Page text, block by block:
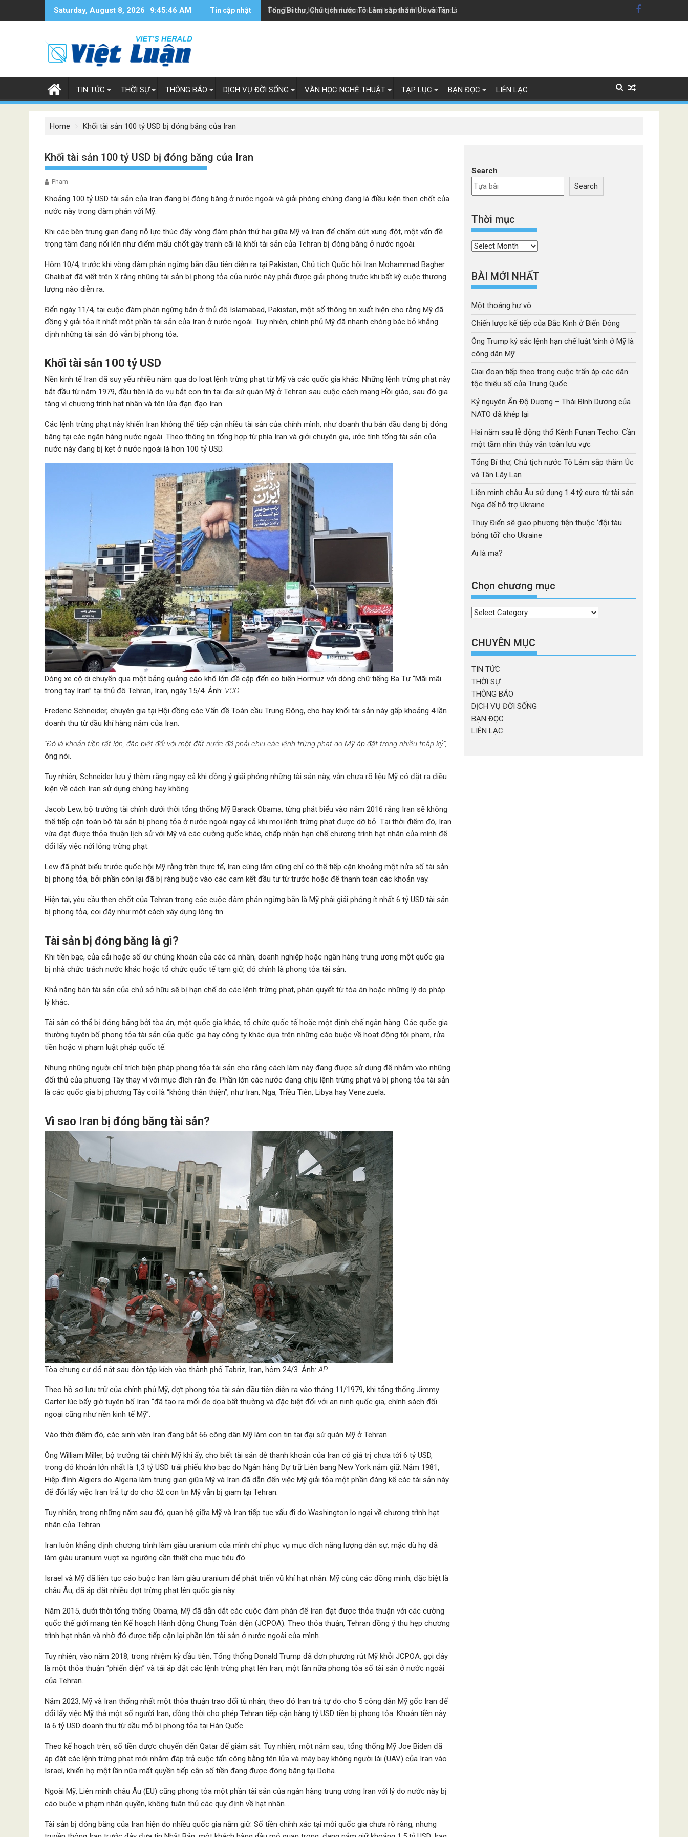
Saturday, August 8, 2026 9:45:47 AM Tin cập nhật Ông Trump ký sắc lệnh hạn chế luật 'sinh ở Mỹ là công dân Mỹ'
Tổng Bí thư, Chủ tịch nước Tô Lâm sắp thăm Úc và Tân Lây Lan
TIN TỨC THỜI SỰ THÔNG BÁO DỊCH VỤ ĐỜI SỐNG VĂN HỌC NGHỆ THUẬT TẠP LỤC BẠN ĐỌC LIÊN LẠC
Home Khối tài sản 100 tỷ USD bị đóng băng của Iran
Khối tài sản 100 tỷ USD bị đóng băng của Iran
Pham
Khoảng 100 tỷ USD tài sản của Iran đang bị đóng băng ở nước ngoài và giải phóng chúng đang là điều kiện then chốt của
nước này trong đàm phán với Mỹ.
Khi các bên trung gian đang nỗ lực thúc đẩy vòng đàm phán thứ hai giữa Mỹ và Iran để chấm dứt xung đột, một vấn đề
trọng tâm đang nổi lên như điểm mấu chốt gây tranh cãi là khối tài sản của Tehran bị đóng băng ở nước ngoài.
Hôm 10/4, trước khi vòng đàm phán ngừng bắn đầu tiên diễn ra tại Pakistan, Chủ tịch Quốc hội Iran Mohammad Bagher
Ghalibaf đã viết trên X rằng những tài sản bị phong tỏa của nước này phải được giải phóng trước khi bất kỳ cuộc thương
lượng nào diễn ra.
Đến ngày 11/4, tại cuộc đàm phán ngừng bắn ở thủ đô Islamabad, Pakistan, một số thông tin xuất hiện cho rằng Mỹ đã
đồng ý giải tỏa ít nhất một phần tài sản của Iran ở nước ngoài. Tuy nhiên, chính phủ Mỹ đã nhanh chóng bác bỏ khẳng
định những tài sản đó vẫn bị phong tỏa.
Khối tài sản 100 tỷ USD
Nền kinh tế Iran đã suy yếu nhiều năm qua do loạt lệnh trừng phạt từ Mỹ và các quốc gia khác. Những lệnh trừng phạt này
bắt đầu từ năm 1979, đầu tiên là do vụ bắt con tin tại đại sứ quán Mỹ ở Tehran sau cuộc cách mạng Hồi giáo, sau đó gia
tăng vì chương trình hạt nhân và tên lửa đạn đạo Iran.
Các lệnh trừng phạt này khiến Iran không thể tiếp cận nhiều tài sản của chính mình, như doanh thu bán dầu đang bị đóng
băng tại các ngân hàng nước ngoài. Theo thông tin tổng hợp từ phía Iran và giới chuyên gia, ước tính tổng tài sản của
nước này đang bị kẹt ở nước ngoài là hơn 100 tỷ USD.
Dòng xe cộ di chuyển qua một bảng quảng cáo khổ lớn đề cập đến eo biển Hormuz với dòng chữ tiếng Ba Tư “Mãi mãi
trong tay Iran” tại thủ đô Tehran, Iran, ngày 15/4. Ảnh: VCG
Frederic Schneider, chuyên gia tại Hội đồng các Vấn đề Toàn cầu Trung Đông, cho hay khối tài sản này gấp khoảng 4 lần
doanh thu từ dầu khí hàng năm của Iran.
“Đó là khoản tiền rất lớn, đặc biệt đối với một đất nước đã phải chịu các lệnh trừng phạt do Mỹ áp đặt trong nhiều thập kỷ”,
ông nói.
Tuy nhiên, Schneider lưu ý thêm rằng ngay cả khi đồng ý giải phóng những tài sản này, vẫn chưa rõ liệu Mỹ có đặt ra điều
kiện về cách Iran sử dụng chúng hay không.
Jacob Lew, bộ trưởng tài chính dưới thời tổng thống Mỹ Barack Obama, từng phát biểu vào năm 2016 rằng Iran sẽ không
thể tiếp cận toàn bộ tài sản bị phong tỏa ở nước ngoài ngay cả khi mọi lệnh trừng phạt được dỡ bỏ. Tại thời điểm đó, Iran
vừa đạt được thỏa thuận lịch sử với Mỹ và các cường quốc khác, chấp nhận hạn chế chương trình hạt nhân của mình để
đổi lấy việc nới lỏng trừng phạt.
Lew đã phát biểu trước quốc hội Mỹ rằng trên thực tế, Iran cùng lắm cũng chỉ có thể tiếp cận khoảng một nửa số tài sản
bị phong tỏa, bởi phần còn lại đã bị ràng buộc vào các cam kết đầu tư từ trước hoặc để thanh toán các khoản vay.
Hiện tại, yêu cầu then chốt của Tehran trong các cuộc đàm phán ngừng bắn là Mỹ phải giải phóng ít nhất 6 tỷ USD tài sản
bị phong tỏa, coi đây như một cách xây dựng lòng tin.
Tài sản bị đóng băng là gì?
Khi tiền bạc, của cải hoặc số dư chứng khoán của các cá nhân, doanh nghiệp hoặc ngân hàng trung ương một quốc gia
bị nhà chức trách nước khác hoặc tổ chức quốc tế tạm giữ, đó chính là phong tỏa tài sản.
Khả năng bán tài sản của chủ sở hữu sẽ bị hạn chế do các lệnh trừng phạt, phán quyết từ tòa án hoặc những lý do pháp
lý khác.
Tài sản có thể bị đóng băng bởi tòa án, một quốc gia khác, tổ chức quốc tế hoặc một định chế ngân hàng. Các quốc gia
thường tuyên bố phong tỏa tài sản của quốc gia hay công ty khác dựa trên những cáo buộc về hoạt động tội phạm, rửa
tiền hoặc vi phạm luật pháp quốc tế.
Nhưng những người chỉ trích biện pháp phong tỏa tài sản cho rằng cách làm này đang được sử dụng để nhắm vào những
đối thủ của phương Tây thay vì với mục đích răn đe. Phần lớn các nước đang chịu lệnh trừng phạt và bị phong tỏa tài sản
là các quốc gia bị phương Tây coi là “không thân thiện”, như Iran, Nga, Triều Tiên, Libya hay Venezuela.
Vì sao Iran bị đóng băng tài sản?
Tòa chung cư đổ nát sau đòn tập kích vào thành phố Tabriz, Iran, hôm 24/3. Ảnh:AP
Theo hồ sơ lưu trữ của chính phủ Mỹ, đợt phong tỏa tài sản đầu tiên diễn ra vào tháng 11/1979, khi tổng thống Jimmy
Carter lúc bấy giờ tuyên bố Iran “đã tạo ra mối đe dọa bất thường và đặc biệt đối với an ninh quốc gia, chính sách đối
ngoại cũng như nền kinh tế Mỹ”.
Vào thời điểm đó, các sinh viên Iran đang bắt 66 công dân Mỹ làm con tin tại đại sứ quán Mỹ ở Tehran.
Ông William Miller, bộ trưởng tài chính Mỹ khi ấy, cho biết tài sản dễ thanh khoản của Iran có giá trị chưa tới 6 tỷ USD,
trong đó khoản lớn nhất là 1,3 tỷ USD trái phiếu kho bạc do Ngân hàng Dự trữ Liên bang New York nắm giữ. Năm 1981,
Hiệp định Algiers do Algeria làm trung gian giữa Mỹ và Iran đã dẫn đến việc Mỹ giải tỏa một phần đáng kể các tài sản này
để đổi lấy việc Iran trả tự do cho 52 con tin Mỹ vẫn bị giam tại Tehran.
Tuy nhiên, trong những năm sau đó, quan hệ giữa Mỹ và Iran tiếp tục xấu đi do Washington lo ngại về chương trình hạt
nhân của Tehran.
Iran luôn khẳng định chương trình làm giàu uranium của mình chỉ phục vụ mục đích năng lượng dân sự, mặc dù họ đã
làm giàu uranium vượt xa ngưỡng cần thiết cho mục tiêu đó.
Israel và Mỹ đã liên tục cáo buộc Iran làm giàu uranium để phát triển vũ khí hạt nhân. Mỹ cùng các đồng minh, đặc biệt là
châu Âu, đã áp đặt nhiều đợt trừng phạt lên quốc gia này.
Năm 2015, dưới thời tổng thống Obama, Mỹ đã dẫn dắt các cuộc đàm phán để Iran đạt được thỏa thuận với các cường
quốc thế giới mang tên Kế hoạch Hành động Chung Toàn diện (JCPOA). Theo thỏa thuận, Tehran đồng ý thu hẹp chương
trình hạt nhân và nhờ đó được tiếp cận lại phần lớn tài sản ở nước ngoài của mình.
Tuy nhiên, vào năm 2018, trong nhiệm kỳ đầu tiên, Tổng thống Donald Trump đã đơn phương rút Mỹ khỏi JCPOA, gọi đây
là một thỏa thuận “phiến diện” và tái áp đặt các lệnh trừng phạt lên Iran, một lần nữa phong tỏa số tài sản ở nước ngoài
của Tehran.
Năm 2023, Mỹ và Iran thống nhất một thỏa thuận trao đổi tù nhân, theo đó Iran trả tự do cho 5 công dân Mỹ gốc Iran để
đổi lấy việc Mỹ thả một số người Iran, đồng thời cho phép Tehran tiếp cận hàng tỷ USD tiền bị phong tỏa. Khoản tiền này
là 6 tỷ USD doanh thu từ dầu mỏ bị phong tỏa tại Hàn Quốc.
Theo kế hoạch trên, số tiền được chuyển đến Qatar để giám sát. Tuy nhiên, một năm sau, tổng thống Mỹ Joe Biden đã
áp đặt các lệnh trừng phạt mới nhằm đáp trả cuộc tấn công bằng tên lửa và máy bay không người lái (UAV) của Iran vào
Israel, khiến họ một lần nữa mất quyền tiếp cận số tiền đang được đóng băng tại Doha.
Ngoài Mỹ, Liên minh châu Âu (EU) cũng phong tỏa một phần tài sản của ngân hàng trung ương Iran với lý do nước này bị
cáo buộc vi phạm nhân quyền, không tuân thủ các quy định về hạt nhân…
Tài sản bị đóng băng của Iran hiện do nhiều quốc gia nắm giữ. Số tiền chính xác tại mỗi quốc gia chưa rõ ràng, nhưng
Search
Search
Thời mục
Thời
BÀI MỚI NHẤT
Một thoáng hư vô
Chiến lược kế tiếp của Bắc Kinh ở Biển Đông
Ông Trump ký sắc lệnh hạn chế luật ‘sinh ở Mỹ là
công dân Mỹ’
Giai đoạn tiếp theo trong cuộc trấn áp các dân
tộc thiểu số của Trung Quốc
Kỷ nguyên Ấn Độ Dương – Thái Bình Dương của
NATO đã khép lại
Hai năm sau lễ động thổ Kênh Funan Techo: Cần
một tầm nhìn thủy văn toàn lưu vực
Tổng Bí thư, Chủ tịch nước Tô Lâm sắp thăm Úc
và Tân Lây Lan
Liên minh châu Âu sử dụng 1.4 tỷ euro từ tài sản
Nga để hỗ trợ Ukraine
Thụy Điển sẽ giao phương tiện thuộc ‘đội tàu
bóng tối’ cho Ukraine
Ai là ma?
Chọn chương mục
Chọn
mục
CHUYÊN MỤC
TIN TỨC
THỜI SỰ
THÔNG BÁO
DỊCH VỤ ĐỜI SỐNG
BẠN ĐỌC
LIÊN LẠC